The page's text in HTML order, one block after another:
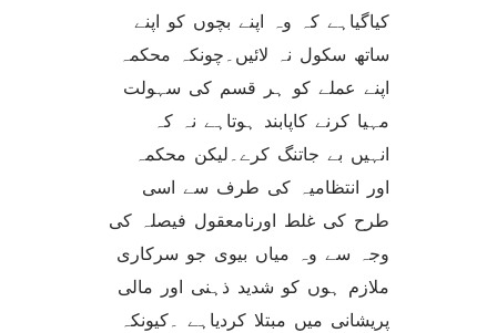
کیاگیاہے کہ وہ اپنے بچوں کو اپنے
ساتھ سکول نہ لائیں۔چونکہ محکمہ
اپنے عملے کو ہر قسم کی سہولت
مہیا کرنے کاپابند ہوتاہے نہ کہ
انہیں بے جاتنگ کرے۔لیکن محکمہ
اور انتظامیہ کی طرف سے اسی
طرح کی غلط اورنامعقول فیصلہ کی
وجہ سے وہ میاں بیوی جو سرکاری
ملازم ہوں کو شدید ذہنی اور مالی
پریشانی میں مبتلا کردیاہے ۔کیونکہ